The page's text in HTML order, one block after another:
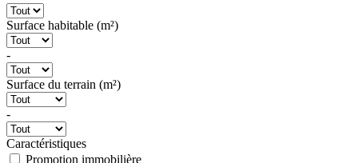
Surface habitable (m²)
-
Surface du terrain (m²)
-
Caractéristiques
Promotion immobilière